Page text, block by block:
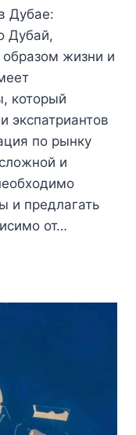
Дубае:
Дубай,
жизни и
который
экспатриантов
по рынку
и
и предлагать
от…